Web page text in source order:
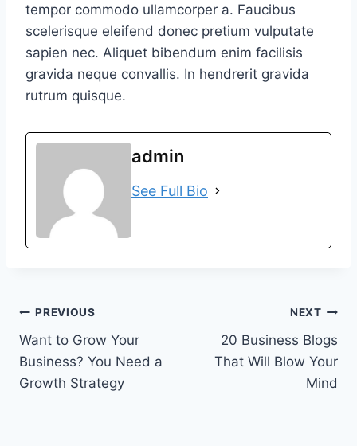
tempor commodo ullamcorper a. Faucibus
scelerisque eleifend donec pretium vulputate
sapien nec. Aliquet bibendum enim facilisis
gravida neque convallis. In hendrerit gravida
rutrum quisque.
admin
See Full Bio
Post
navigation
PREVIOUS
Want to Grow Your
Business? You Need a
Growth Strategy
NEXT
20 Business Blogs
That Will Blow Your
Mind